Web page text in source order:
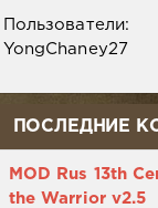
Пользователи:
YongChaney27
ПОСЛЕДНИЕ
MOD Rus 13th
the Warrior v2.5